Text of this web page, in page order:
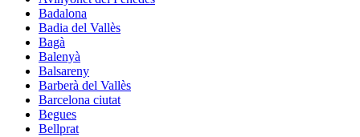
Badalona
Badia del Vallès
Bagà
Balenyà
Balsareny
Barberà del Vallès
Barcelona ciutat
Begues
Bellprat